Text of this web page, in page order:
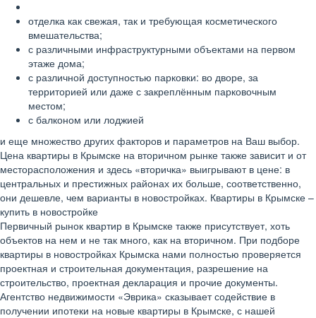
отделка как свежая, так и требующая косметического
вмешательства;
с различными инфраструктурными объектами на первом
этаже дома;
с различной доступностью парковки: во дворе, за
территорией или даже с закреплённым парковочным
местом;
с балконом или лоджией
и еще множество других факторов и параметров на Ваш выбор.
Цена квартиры в Крымске на вторичном рынке также зависит и от
месторасположения и здесь «вторичка» выигрывают в цене: в
центральных и престижных районах их больше, соответственно,
они дешевле, чем варианты в новостройках. Квартиры в Крымске –
купить в новостройке
Первичный рынок квартир в Крымске также присутствует, хоть
объектов на нем и не так много, как на вторичном. При подборе
квартиры в новостройках Крымска нами полностью проверяется
проектная и строительная документация, разрешение на
строительство, проектная декларация и прочие документы.
Агентство недвижимости «Эврика» сказывает содействие в
получении ипотеки на новые квартиры в Крымске, с нашей